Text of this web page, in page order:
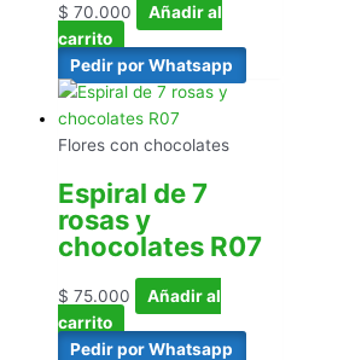
$ 70.000
Añadir al
carrito
Pedir por Whatsapp
Flores con chocolates
Espiral de 7
rosas y
chocolates R07
$ 75.000
Añadir al
carrito
Pedir por Whatsapp